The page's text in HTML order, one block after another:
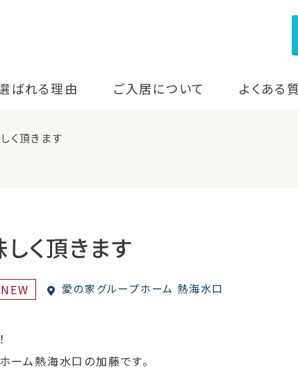
ばれる理由 ご入居について よくある
く頂きます
く頂きます
NEW 愛の家グループホーム 熱海水口
ーム熱海水口の加藤です。